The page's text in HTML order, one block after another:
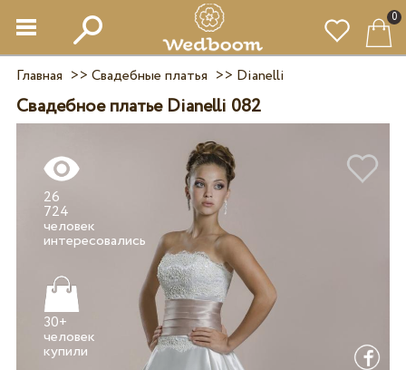
0
Главная >> Свадебные платья >> Dianelli
Свадебное платье Dianelli 082
26
724
человек
30+
человек